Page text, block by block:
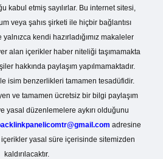
kabul etmiş sayılırlar. Bu internet sitesi,
veya şahıs şirketi ile hiçbir bağlantısı
kendi hazırladığımız makaleler
alan içerikler haber niteliği taşımamakta
hakkında paylaşım yapılmamaktadır.
isim benzerlikleri tamamen tesadüfidir.
ve tamamen ücretsiz bir bilgi paylaşım
yasal düzenlemelere aykırı olduğunu
adresine
yasal süre içerisinde sitemizden
kaldırılacaktır.